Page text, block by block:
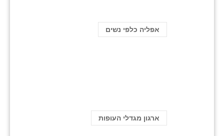
אפליה כלפי נשים
ארגון מגדלי העופות